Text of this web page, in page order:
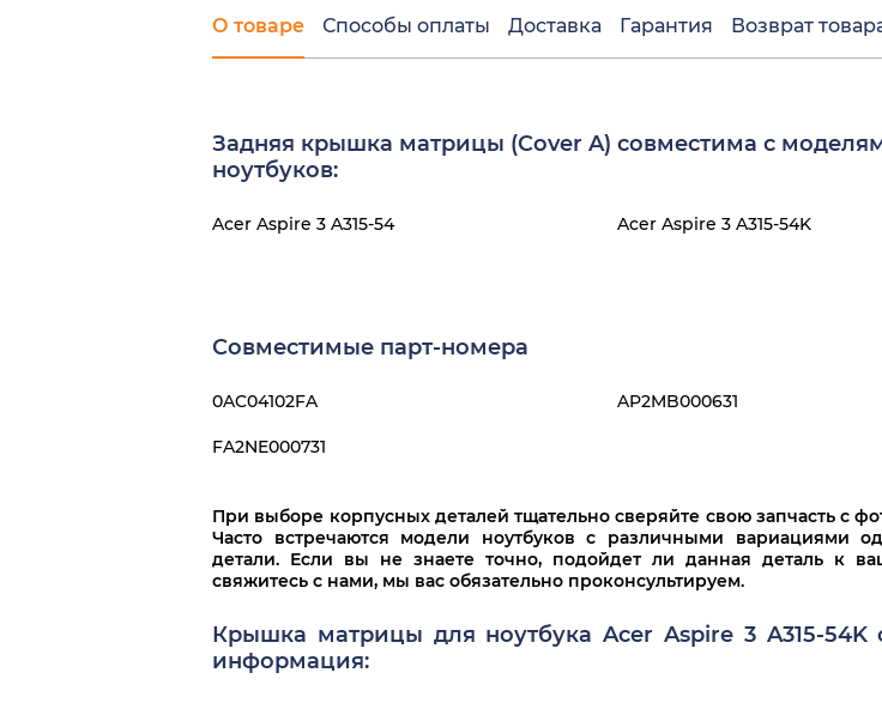
О товаре Способы оплаты Доставка Гарантия Возврат
Задняя крышка матрицы (Cover A) совместима с
ноутбуков:
Acer Aspire 3 A315-54 Acer Aspire 3 A315-54K
Совместимые парт-номера
0AC04102FA AP2MB000631
FA2NE000731
При выборе корпусных деталей тщательно сверяйте свою запчасть с
Часто встречаются модели ноутбуков с различными вариациями
детали. Если вы не знаете точно, подойдет ли данная деталь к
свяжитесь с нами, мы вас обязательно проконсультируем.
Крышка матрицы для ноутбука Acer Aspire 3 A315-54K
информация: